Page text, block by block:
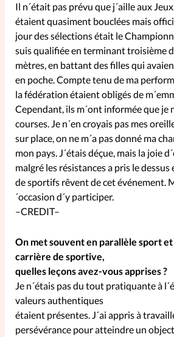
SpirituElles devient
Aujourd’hui!
Faire un don
La Boutique
La Pause SpirituElles -
éditions
À propos
Mon compte
Changement d'adresse
Nous contacter
Il n´était pas prévu que j´aille aux
étaient quasiment bouclées mais
jour des sélections était le
suis qualifiée en terminant troisième
mètres, en battant des filles qui
en poche. Compte tenu de ma
la fédération étaient obligés de
Cependant, ils m´ont informée que je
courses. Je n´en croyais pas mes
sur place, on ne m´a pas donné ma
mon pays. J´étais déçue, mais la joie
malgré les résistances a pris le dessus
de sportifs rêvent de cet événement.
´occasion d´y participer.
–CREDIT–
On met souvent en parallèle sport
carrière de sportive,
quelles leçons avez-vous apprises ?
Je n´étais pas du tout pratiquante à
valeurs authentiques
étaient présentes. J´ai appris à
persévérance pour atteindre un